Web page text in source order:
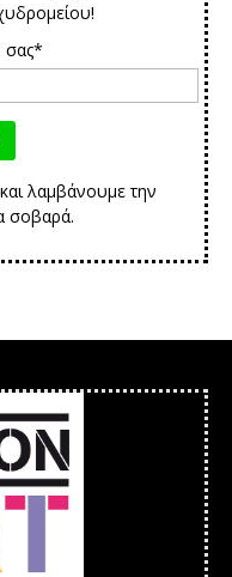
σας*
λαμβάνουμε την
σοβαρά.